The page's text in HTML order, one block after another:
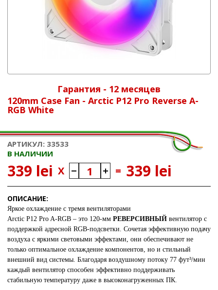
Гарантия - 12 месяцев
120mm Case Fan - Arctic P12 Pro Reverse A-
RGB White
АРТИКУЛ: 33533
В НАЛИЧИИ
339 lei X = 339 lei
ОПИСАНИЕ:
Яркое охлаждение с тремя вентиляторами
Arctic P12 Pro A-RGB – это 120-мм РЕВЕРСИВНЫЙ вентилятор с
поддержкой адресной RGB-подсветки. Сочетая эффективную подачу
воздуха с яркими световыми эффектами, они обеспечивают не
только оптимальное охлаждение компонентов, но и стильный
внешний вид системы. Благодаря воздушному потоку 77 фут³/мин
каждый вентилятор способен эффективно поддерживать
стабильную температуру даже в высоконагруженных ПК.